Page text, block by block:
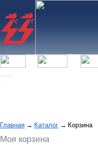
Главная → Каталог → Корзина
Моя корзина